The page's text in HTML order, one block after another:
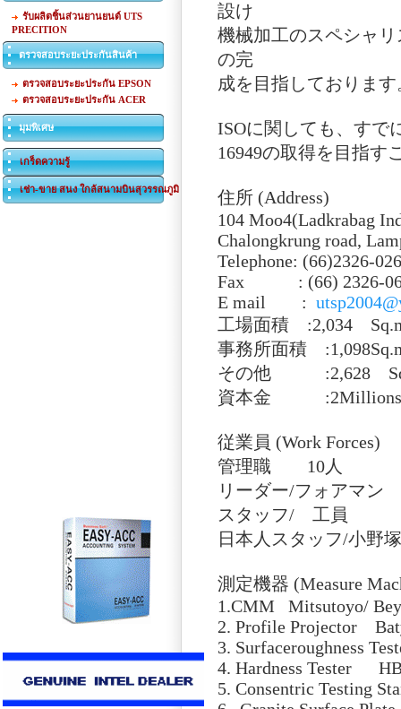
รับผลิตชิ้นส่วนยานยนต์ UTS
PRECITION
ตรวจสอบระยะประกันสินค้า
ตรวจสอบระยะประกัน EPSON
ตรวจสอบระยะประกัน ACER
มุมพิเศษ
เกร็ดความรู้
เช่า-ขาย สนง ใกล้สนามบินสุวรรณภูมิ
設け
機械加工のスペシャ
の完
成を目指しております
ISOに関しても、すで
16949の取得を目指す
住所 (Address)
104 Moo4(Ladkrabag
Chalongkrung road,
Telephone: (66)2326-
Fax : (66) 2326-
E mail :
工場面積 :2,034
事務所面積
その他 :2,628
資本金 :2Millions
従業員 (Work Forces)
管理職 10人
リーダー/フォアマン
スタッフ/ 工員
日本人スタッフ/小野
測定機器 (Measure
1.CMM Mitsutoyo/
2. Profile Projector
3. Surfaceroughness
4. Hardness Tester
5. Consentric Testing